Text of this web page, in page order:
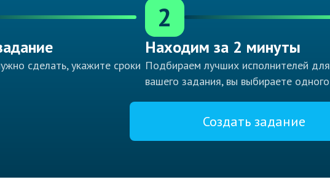
сделать, укажите сроки
2
Находим за 2 минуты
Подбираем лучших исполнителей для
вашего задания, вы выбираете одного
Создать задание